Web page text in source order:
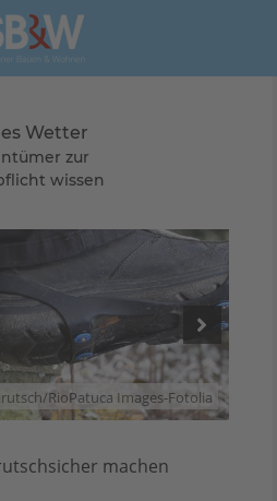
Wetter
zur
wissen
RioPatuca Images-Fotolia
machen